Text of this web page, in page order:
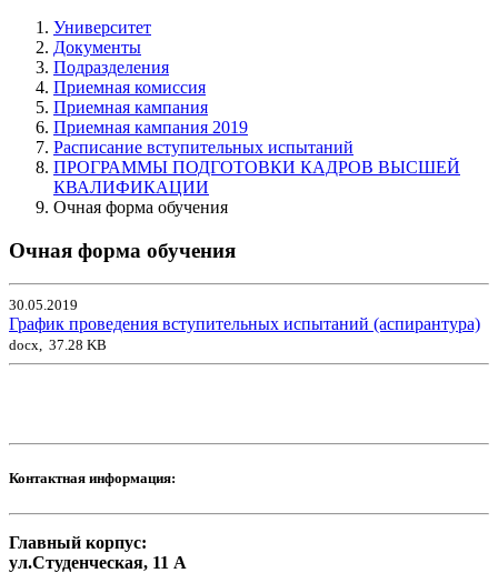
Университет
Документы
Подразделения
Приемная комиссия
Приемная кампания
Приемная кампания 2019
Расписание вступительных испытаний
ПРОГРАММЫ ПОДГОТОВКИ КАДРОВ ВЫСШЕЙ
КВАЛИФИКАЦИИ
Очная форма обучения
Очная форма обучения
30.05.2019
График проведения вступительных испытаний (аспирантура)
docx, 37.28 KB
Контактная информация:
Главный корпус:
ул.Студенческая, 11 А